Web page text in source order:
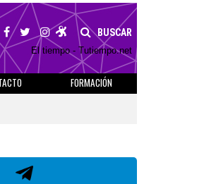
BUSCAR
El tiempo - Tutiempo.net
FORMACIÓN